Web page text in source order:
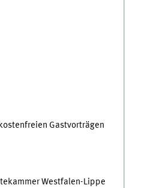
Gastvorträgen
Westfalen-Lippe